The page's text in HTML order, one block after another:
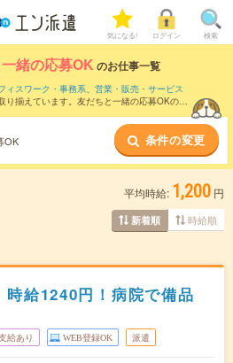
気になる! ログイン 検索
緒の応募OK のお仕事一覧
ィスワーク・事務系、 営業・販売・サービス
り揃えています。友だちと一緒の応募OKの条
OK 条件の変更
平均時給: 1,200 円
新着順 時給順
時給1240円！病院で備品
給あり WEB登録OK 派遣